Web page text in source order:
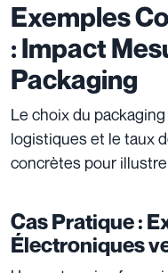
Exemples
: Impact
Packaging
Le choix du
logistiques et le taux
concrètes pour
Cas Pratique :
Électroniques